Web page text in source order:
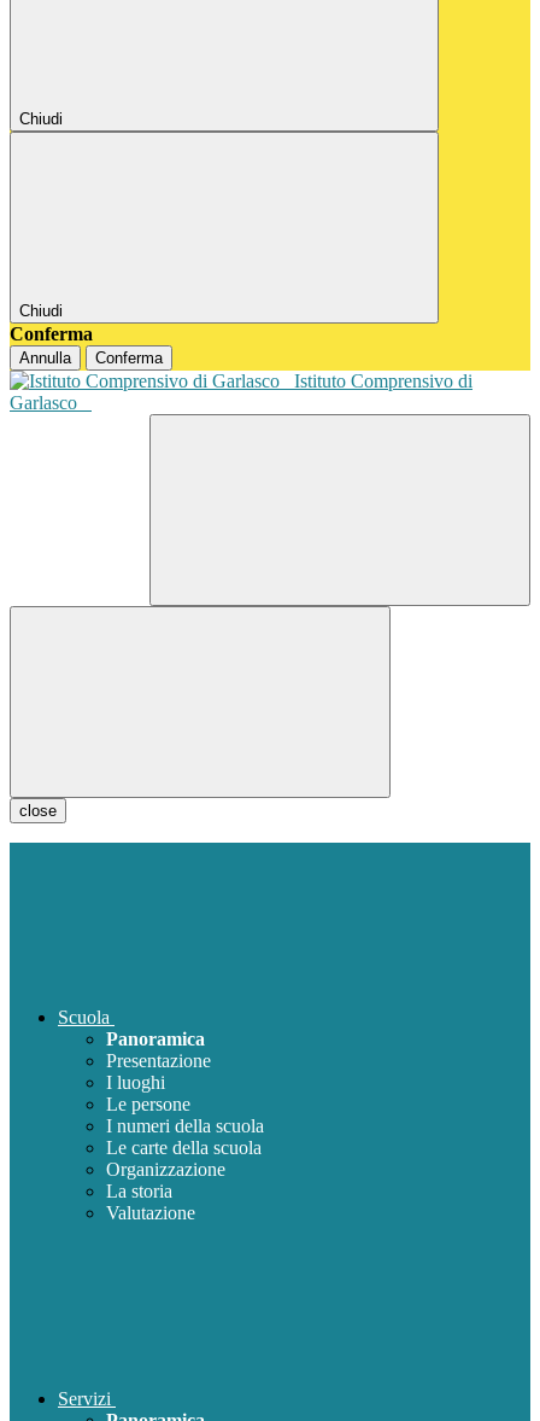
Chiudi
Chiudi
Conferma
Annulla Conferma
Istituto Comprensivo di
Garlasco
close
Scuola
Panoramica
Presentazione
I luoghi
Le persone
I numeri della scuola
Le carte della scuola
Organizzazione
La storia
Valutazione
Servizi